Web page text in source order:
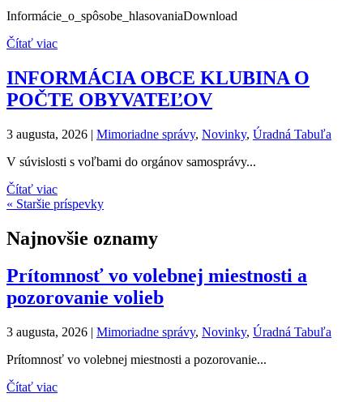
Informácie_o_spôsobe_hlasovaniaDownload
Čítať viac
INFORMÁCIA OBCE KLUBINA O
POČTE OBYVATEĽOV
3 augusta, 2026 | Mimoriadne správy, Novinky, Úradná Tabuľa
V súvislosti s voľbami do orgánov samosprávy...
Čítať viac
« Staršie príspevky
Najnovšie oznamy
Prítomnosť vo volebnej miestnosti a
pozorovanie volieb
3 augusta, 2026 | Mimoriadne správy, Novinky, Úradná Tabuľa
Prítomnosť vo volebnej miestnosti a pozorovanie...
Čítať viac